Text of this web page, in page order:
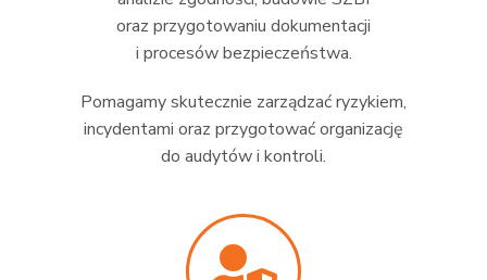
oraz przygotowaniu dokumentacji
i procesów bezpieczeństwa.
Pomagamy skutecznie zarządzać ryzykiem,
incydentami oraz przygotować organizację
do audytów i kontroli.